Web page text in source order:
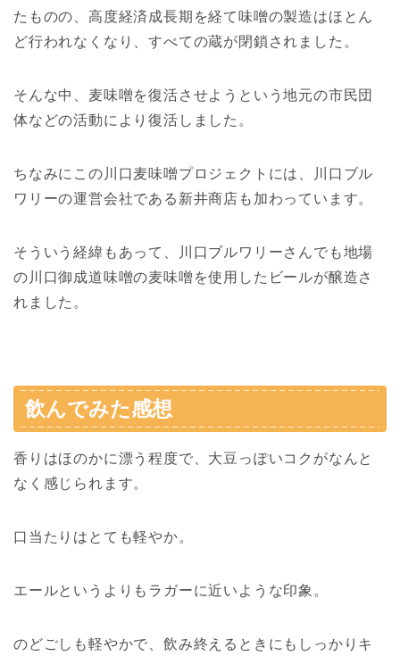
たものの、高度経済成長期を経て味噌の製造はほとん
ど行われなくなり、すべての蔵が閉鎖されました。
そんな中、麦味噌を復活させようという地元の市民団
体などの活動により復活しました。
ちなみにこの川口麦味噌プロジェクトには、川口ブル
ワリーの運営会社である新井商店も加わっています。
そういう経緯もあって、川口ブルワリーさんでも地場
の川口御成道味噌の麦味噌を使用したビールが醸造さ
れました。
飲んでみた感想
香りはほのかに漂う程度で、大豆っぽいコクがなんと
なく感じられます。
口当たりはとても軽やか。
エールというよりもラガーに近いような印象。
のどごしも軽やかで、飲み終えるときにもしっかりキ